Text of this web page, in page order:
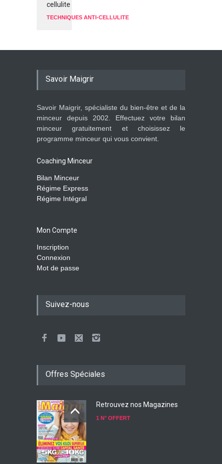
cellulite
TECHNIQUES ANTI-CELLULITE
Savoir Maigrir
Savoir Maigrir, spécialiste du bien-être et de la
minceur depuis 2002. Effectuez votre bilan
minceur gratuitement et choisissez le
programme minceur qui vous convient.
Coaching Minceur
Bilan Minceur
Régime Express
Régime Intégral
Mon Compte
Inscription
Connexion
Mot de passe
Suivez-nous
Offres Spéciales
Retrouvez nos Magazines
1 N° OFFERT